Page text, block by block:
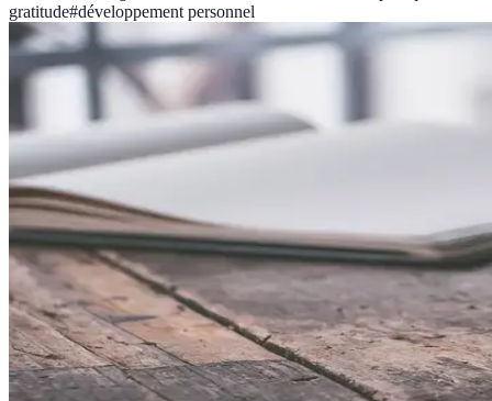
gratitude#développement personnel